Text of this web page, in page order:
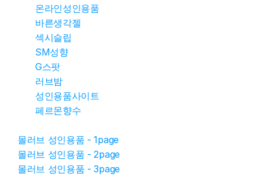
온라인성인용품
바른생각젤
섹시슬립
SM성향
G스팟
러브밤
성인용품사이트
페르몬향수
몰러브 성인용품 - 1page
몰러브 성인용품 - 2page
몰러브 성인용품 - 3page